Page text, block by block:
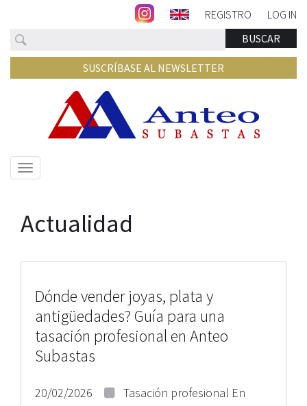
Buscar BUSCAR
REGISTRO LOG IN
SUSCRÍBASE AL NEWSLETTER
Mostrar/ocultar
Actualidad
Dónde vender joyas, plata y
antigüedades? Guía para una
tasación profesional en Anteo
Subastas
20/02/2026
Tasación profesional En